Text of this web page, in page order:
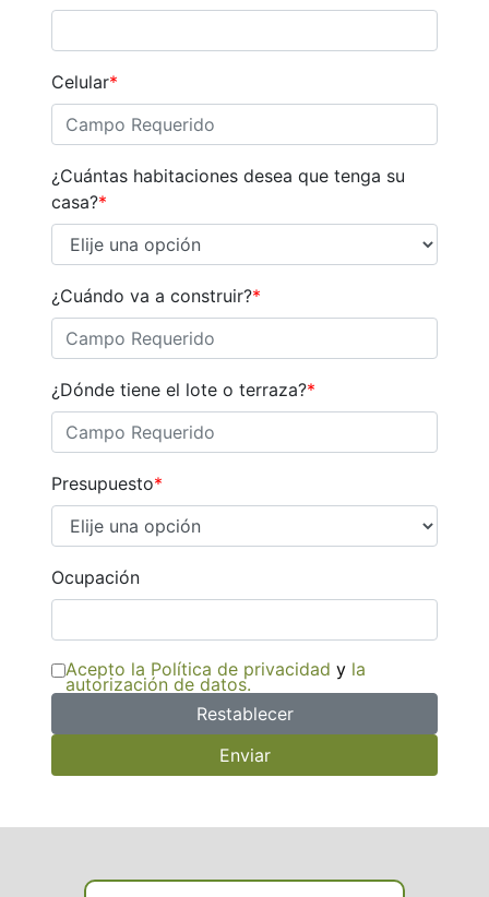
Celular*
¿Cuántas habitaciones desea que tenga su
casa?*
¿Cuándo va a construir?*
¿Dónde tiene el lote o terraza?*
Presupuesto*
Ocupación
Acepto la Política de privacidad y la
autorización de datos.
Restablecer
Enviar